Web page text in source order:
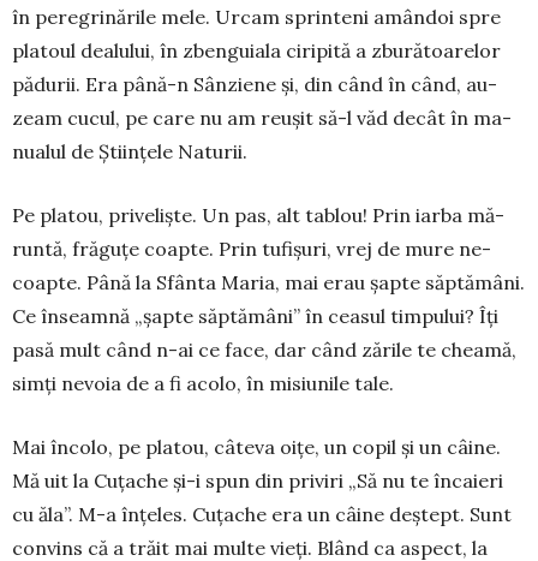
în pe­regrinările mele. Ur­cam sprinteni amân­doi spre
platoul dea­lului, în zbenguiala ciri­pită a zburătoarelor
pădurii. Era până-n Sân­­ziene și, din când în când, au­
zeam cucul, pe care nu am reușit să-l văd de­cât în ma­
nualul de Ști­ințele Naturii.
Pe platou, priveliș­te. Un pas, alt tablou! Prin iarba mă­
runtă, frăguțe coapte. Prin tufi­șuri, vrej de mure ne­
coapte. Până la Sfânta Maria, mai erau șapte săptă­mâni.
Ce înseamnă „șapte săp­tămâni” în ceasul timpului? Îți
pasă mult când n-ai ce face, dar când zările te chea­mă,
sim­ți nevoia de a fi acolo, în mi­siunile tale.
Mai încolo, pe platou, câ­teva oițe, un copil și un câi­ne.
Mă uit la Cuțache și-i spun din priviri „Să nu te încaieri
cu ăla”. M-a înțeles. Cuțache era un câine deștept. Sunt
convins că a trăit mai multe vieți. Blând ca aspect, la